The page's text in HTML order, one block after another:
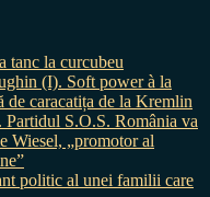
tanc la curcubeu
(I). Soft power à la
de caracatița de la Kremlin
S.O.S. România va
Wiesel, „promotor al
politic al unei familii care